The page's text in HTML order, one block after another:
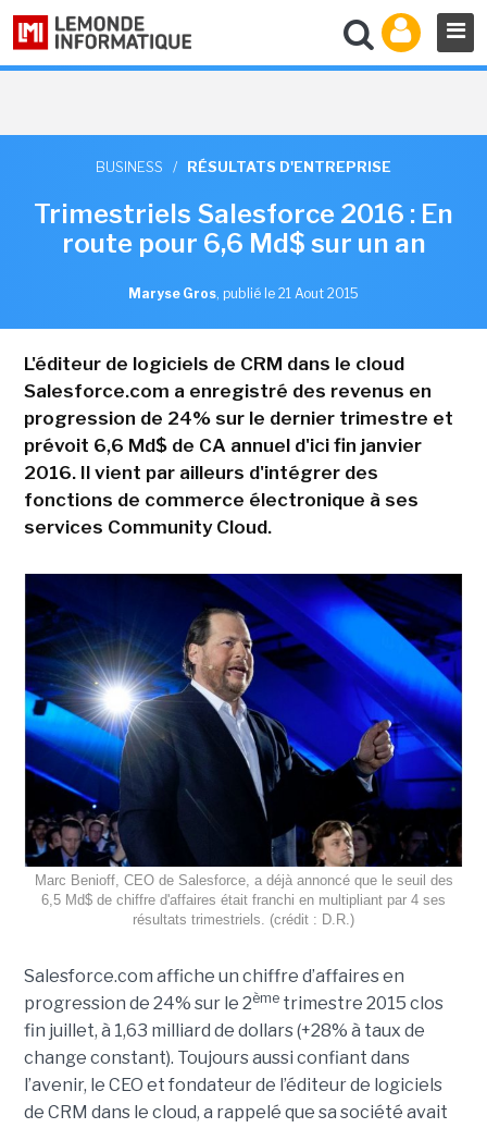
BUSINESS / RÉSULTATS D'ENTREPRISE
Trimestriels Salesforce 2016 : En
route pour 6,6 Md$ sur un an
Maryse Gros, publié le 21 Aout 2015
L'éditeur de logiciels de CRM dans le cloud
Salesforce.com a enregistré des revenus en
progression de 24% sur le dernier trimestre et
prévoit 6,6 Md$ de CA annuel d'ici fin janvier
2016. Il vient par ailleurs d'intégrer des
fonctions de commerce électronique à ses
services Community Cloud.
Marc Benioff, CEO de Salesforce, a déjà annoncé que le seuil des
6,5 Md$ de chiffre d'affaires était franchi en multipliant par 4 ses
résultats trimestriels. (crédit : D.R.)
Salesforce.com affiche un chiffre d’affaires en
progression de 24% sur le 2èmetrimestre 2015 clos
fin juillet, à 1,63 milliard de dollars (+28% à taux de
change constant). Toujours aussi confiant dans
l’avenir, le CEO et fondateur de l’éditeur de logiciels
de CRM dans le cloud, a rappelé que sa société avait